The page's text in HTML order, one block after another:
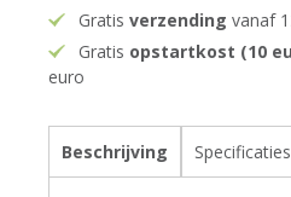
Gratisverzending vanaf
Gratis opstartkost (10
euro
Beschrijving Specificaties